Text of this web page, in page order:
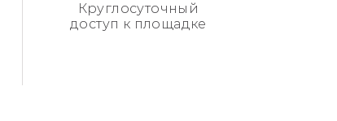
Круглосуточный
доступ к площадке